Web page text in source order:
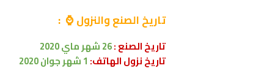
تاريخ الصنع والنزول ⌚ :
تاريخ الصنع :26 شهر ماي 2020
تاريخ نزول الهاتف: 1 شهر جوان 2020